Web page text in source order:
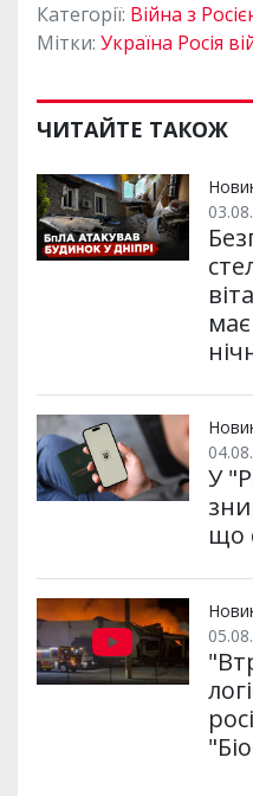
Категорії: Війна з
Мітки: Україна Росія
о
и
р
и
т
и
a
e
b
o
o
k
w
t
t
e
r
m
ЧИТАЙТЕ ТАКОЖ
У
що